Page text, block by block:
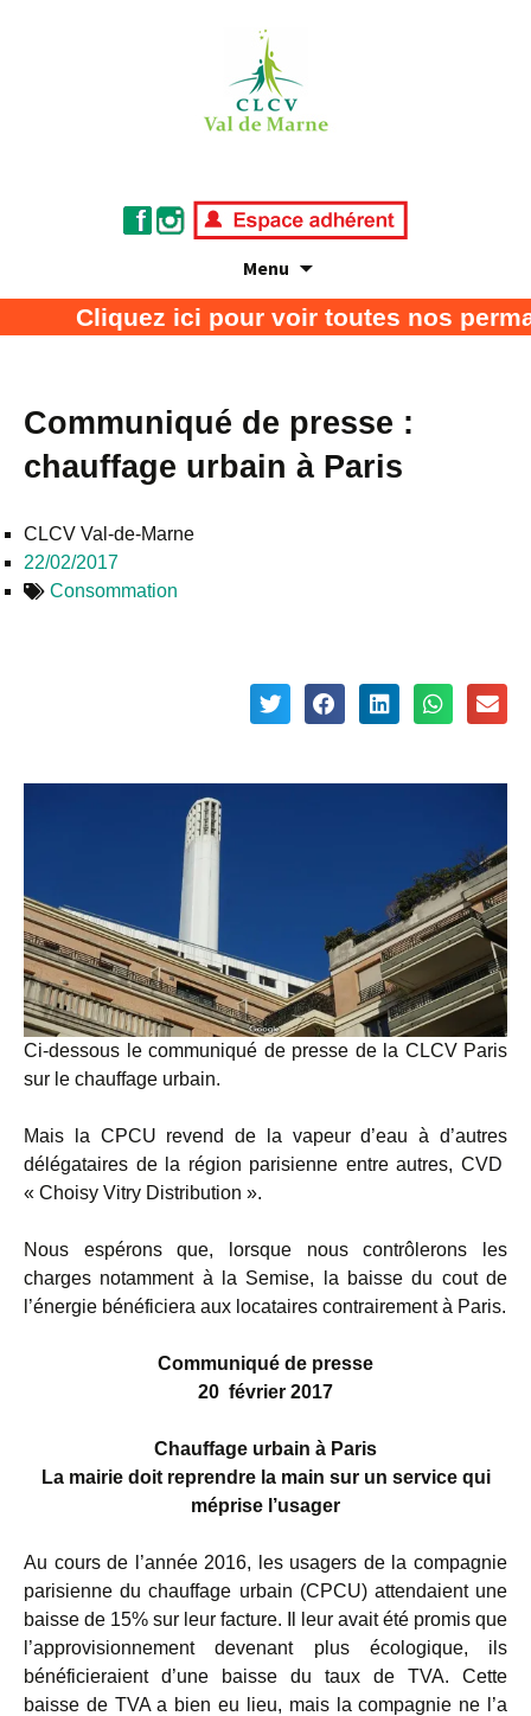
Menu
CLCV Val de Marne
Association de défense des consommateurs
Cliquez ici pour voir toutes nos
Communiqué de presse :
chauffage urbain à Paris
CLCV Val-de-Marne
22/02/2017
Consommation
Ci-dessous le communiqué de presse de la CLCV Paris
sur le chauffage urbain.
Mais la CPCU revend de la vapeur d’eau à d’autres
délégataires de la région parisienne entre autres, CVD
« Choisy Vitry Distribution ».
Nous espérons que, lorsque nous contrôlerons les
charges notamment à la Semise, la baisse du cout de
l’énergie bénéficiera aux locataires contrairement à Paris.
Communiqué de presse
20 février 2017
Chauffage urbain à Paris
La mairie doit reprendre la main sur un service qui
méprise l’usager
Au cours de l’année 2016, les usagers de la compagnie
parisienne du chauffage urbain (CPCU) attendaient une
baisse de 15% sur leur facture. Il leur avait été promis que
l’approvisionnement devenant plus écologique, ils
bénéficieraient d’une baisse du taux de TVA. Cette
baisse de TVA a bien eu lieu, mais la compagnie ne l’a